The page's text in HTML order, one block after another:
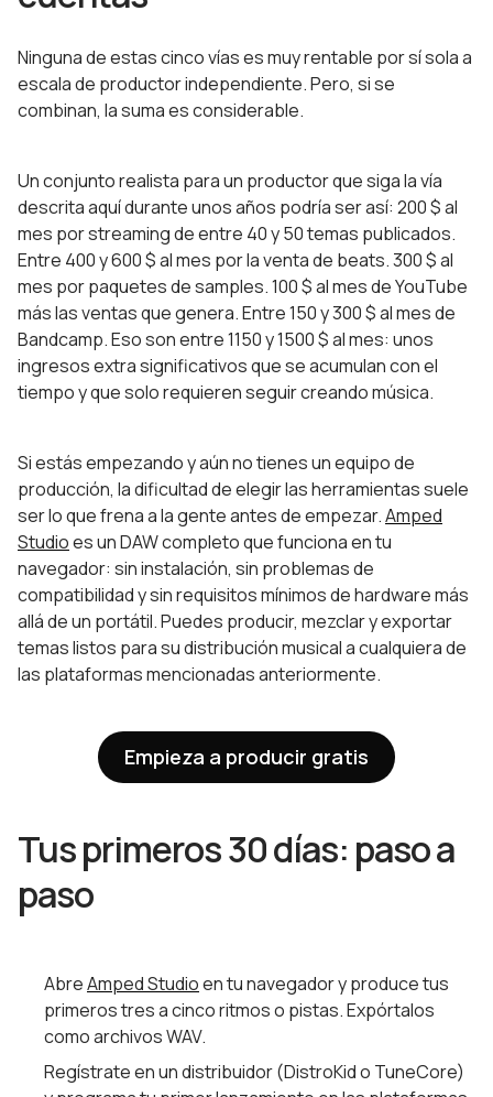
Ninguna de estas cinco vías es muy rentable por sí sola a
escala de productor independiente. Pero, si se
combinan, la suma es considerable.
Un conjunto realista para un productor que siga la vía
descrita aquí durante unos años podría ser así: 200 $ al
mes por streaming de entre 40 y 50 temas publicados.
Entre 400 y 600 $ al mes por la venta de beats. 300 $ al
mes por paquetes de samples. 100 $ al mes de YouTube
más las ventas que genera. Entre 150 y 300 $ al mes de
Bandcamp. Eso son entre 1150 y 1500 $ al mes: unos
ingresos extra significativos que se acumulan con el
tiempo y que solo requieren seguir creando música.
Si estás empezando y aún no tienes un equipo de
producción, la dificultad de elegir las herramientas suele
ser lo que frena a la gente antes de empezar.Amped
Studioes un DAW completo que funciona en tu
navegador: sin instalación, sin problemas de
compatibilidad y sin requisitos mínimos de hardware más
allá de un portátil. Puedes producir, mezclar y exportar
temas listos para su distribución musical a cualquiera de
las plataformas mencionadas anteriormente.
Empieza a producir gratis
Tus primeros 30 días: paso a
paso
AbreAmped Studioen tu navegador y produce tus
primeros tres a cinco ritmos o pistas. Expórtalos
como archivos WAV.
Regístrate en un distribuidor (DistroKid o TuneCore)